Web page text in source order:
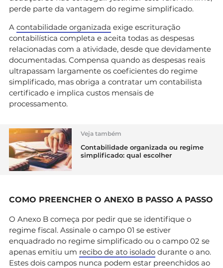
perde parte da vantagem do regime simplificado.
A contabilidade organizada exige escrituração
contabilística completa e aceita todas as despesas
relacionadas com a atividade, desde que devidamente
documentadas. Compensa quando as despesas reais
ultrapassam largamente os coeficientes do regime
simplificado, mas obriga a contratar um contabilista
certificado e implica custos mensais de
processamento.
Veja também
Contabilidade organizada ou regime
simplificado: qual escolher
COMO PREENCHER O ANEXO B PASSO A PASSO
O Anexo B começa por pedir que se identifique o
regime fiscal. Assinale o campo 01 se estiver
enquadrado no regime simplificado ou o campo 02 se
apenas emitiu um recibo de ato isolado durante o ano.
Estes dois campos nunca podem estar preenchidos ao